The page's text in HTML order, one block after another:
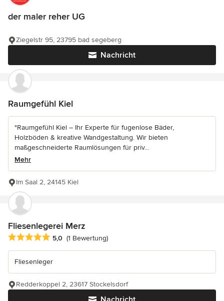
der maler reher UG
Nachricht
Ziegelstr 95, 23795 bad segeberg
Raumgefühl Kiel
"Raumgefühl Kiel – Ihr Experte für fugenlose Bäder,
Holzböden & kreative Wandgestaltung. Wir bieten
maßgeschneiderte Raumlösungen für priv...
Mehr
Im Saal 2, 24145 Kiel
Fliesenlegerei Merz
Durchschnittliche Bewertung: 5 von 5 Sternen
5,0 (1 Bewertung)
Fliesenleger
Redderkoppel 2, 23617 Stockelsdorf